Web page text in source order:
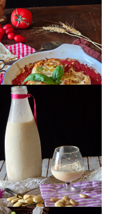
GIRANDOLE DI
RICOTTA
MANDORLITO